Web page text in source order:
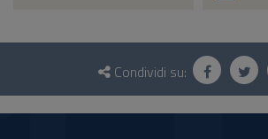
Questionario
social
Condividi su: